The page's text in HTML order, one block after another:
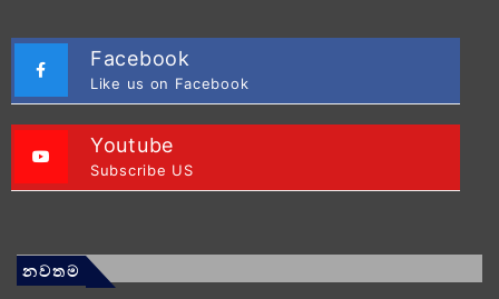
Facebook
Like us on Facebook
Youtube
Subscribe US
නවතම